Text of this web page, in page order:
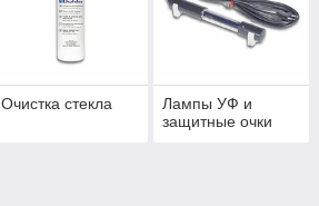
Очистка стекла
Лампы УФ и
защитные очки